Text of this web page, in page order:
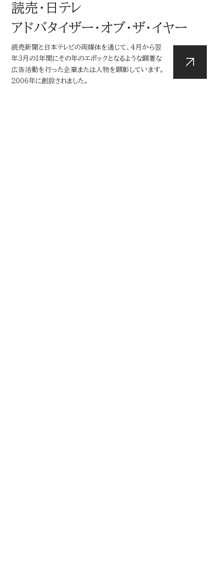
読売・日テレ
アドバタイザー・オブ・ザ・イヤー
読売新聞と日本テレビの両媒体を通じて、4月から翌
年3月の1年間にその年のエポックとなるような顕著な
広告活動を行った企業または人物を顕彰しています。
2006年に創設されました。